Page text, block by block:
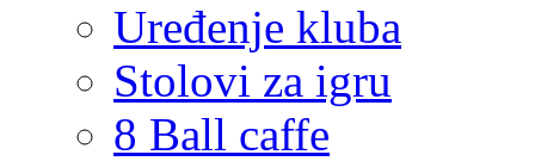
Uređenje kluba
Stolovi za igru
8 Ball caffe